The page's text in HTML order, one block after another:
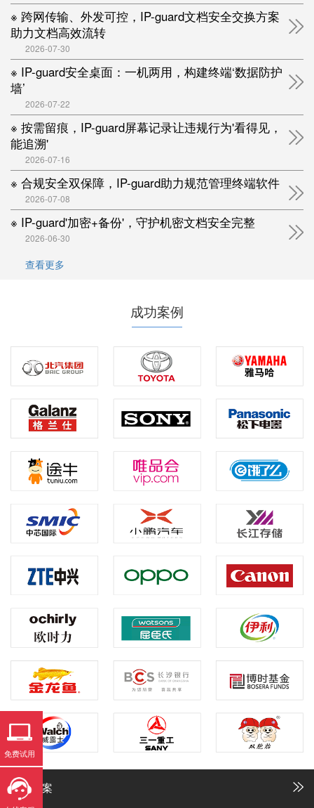
※ 跨网传输、外发可控，IP-guard文档安全交换方案
助力文档高效流转
2026-07-30
※ IP-guard安全桌面：一机两用，构建终端‘数据防护
墙’
2026-07-22
※ 按需留痕，IP-guard屏幕记录让违规行为'看得见，
能追溯'
2026-07-16
※ 合规安全双保障，IP-guard助力规范管理终端软件
2026-07-08
※ IP-guard'加密+备份'，守护机密文档安全完整
2026-06-30
查看更多
成功案例
解决方案
免费试用